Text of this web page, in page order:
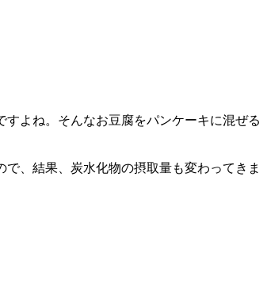
よね。そんなお豆腐をパンケーキに混ぜる
、結果、炭水化物の摂取量も変わってきま